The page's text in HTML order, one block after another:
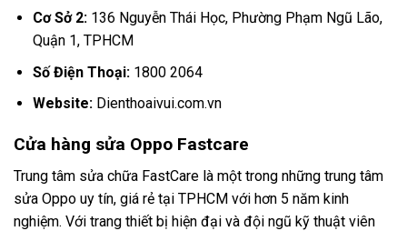
Cơ Sở 2:136 Nguyễn Thái Học, Phường Phạm Ngũ Lão,
Quận 1, TPHCM
Số Điện Thoại: 1800 2064
Website: Dienthoaivui.com.vn
Cửa hàng sửa Oppo Fastcare
Trung tâm sửa chữa FastCare là một trong những trung tâm
sửa Oppo uy tín, giá rẻ tại TPHCM với hơn 5 năm kinh
nghiệm. Với trang thiết bị hiện đại và đội ngũ kỹ thuật viên